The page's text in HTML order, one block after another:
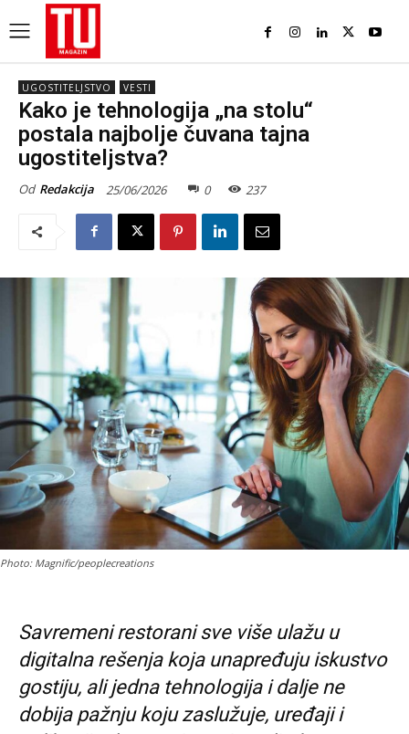
UGOSTITELJSTVO VESTI
Kako je tehnologija „na stolu“
postala najbolje čuvana tajna
ugostiteljstva?
Od Redakcija 25/06/2026 0 237
Photo: Magnific/peoplecreations
Savremeni restorani sve više ulažu u
digitalna rešenja koja unapređuju iskustvo
gostiju, ali jedna tehnologija i dalje ne
dobija pažnju koju zaslužuje, uređaji i